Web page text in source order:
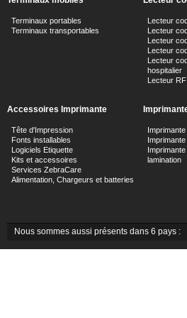
Terminaux portables
Terminaux transportables
Lecteur
Lecteur
Lecteur
Lecteur
Lecteur
hospitalier
Lecteur
Accessoires Imprimante
Tête d'Impression
Fonts installables
Logiciels Etiquette
Kits et accessoires
Services ZebraCare
Alimentation, Chargeurs et batteries
lamination
Nous sommes aussi présents dans 6 pays :